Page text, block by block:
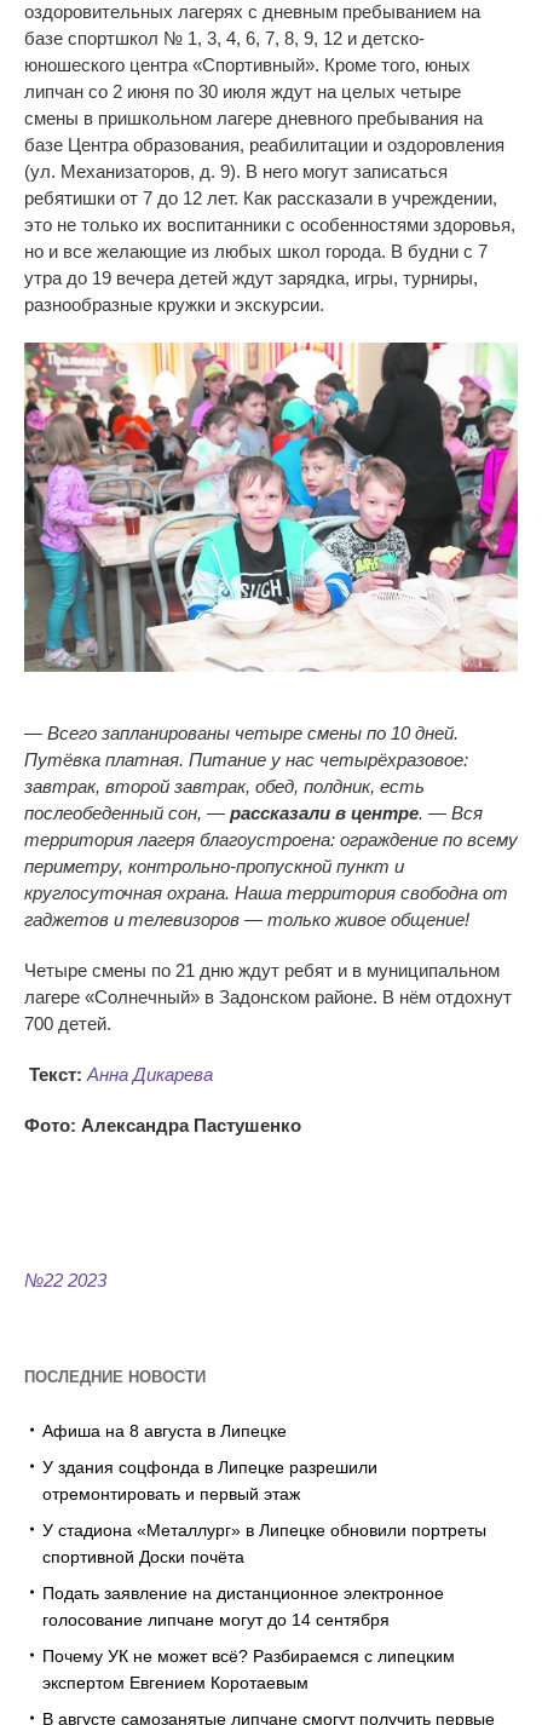
оздоровительных лагерях с дневным пребыванием на
базе спортшкол № 1, 3, 4, 6, 7, 8, 9, 12 и детско-
юношеского центра «Спортивный». Кроме того, юных
липчан со 2 июня по 30 июля ждут на целых четыре
смены в пришкольном лагере дневного пребывания на
базе Центра образования, реабилитации и оздоровления
(ул. Механизаторов, д. 9). В него могут записаться
ребятишки от 7 до 12 лет. Как рассказали в учреждении,
это не только их воспитанники с особенностями здоровья,
но и все желающие из любых школ города. В будни с 7
утра до 19 вечера детей ждут зарядка, игры, турниры,
разнообразные кружки и экскурсии.
— Всего запланированы четыре смены по 10 дней.
Путёвка платная. Питание у нас четырёхразовое:
завтрак, второй завтрак, обед, полдник, есть
послеобеденный сон, — рассказали в центре. — Вся
территория лагеря благоустроена: ограждение по всему
периметру, контрольно-пропускной пункт и
круглосуточная охрана. Наша территория свободна от
гаджетов и телевизоров — только живое общение!
Четыре смены по 21 дню ждут ребят и в муниципальном
лагере «Солнечный» в Задонском районе. В нём отдохнут
700 детей.
Текст: Анна Дикарева
Фото: Александра Пастушенко
№22 2023
ПОСЛЕДНИЕ НОВОСТИ
Афиша на 8 августа в Липецке
У здания соцфонда в Липецке разрешили
отремонтировать и первый этаж
У стадиона «Металлург» в Липецке обновили портреты
спортивной Доски почёта
Подать заявление на дистанционное электронное
голосование липчане могут до 14 сентября
Почему УК не может всё? Разбираемся с липецким
экспертом Евгением Коротаевым
В августе самозанятые липчане смогут получить первые